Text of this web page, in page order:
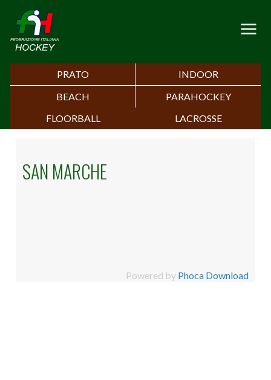
PRATO
INDOOR
BEACH
PARAHOCKEY
FLOORBALL
LACROSSE
SAN MARCHE
Powered by Phoca Download